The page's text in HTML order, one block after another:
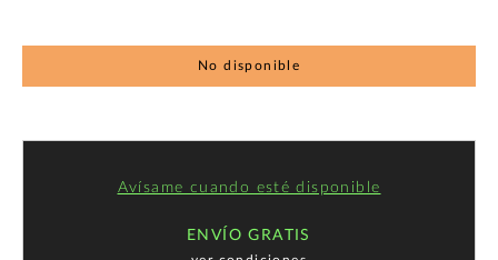
No disponible
Avísame cuando esté disponible
ENVÍO GRATIS